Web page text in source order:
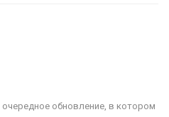
обновление, в котором